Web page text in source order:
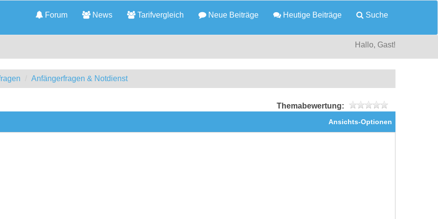
Forum News Tarifvergleich Neue Beiträge Heutige Beiträge Suche
Hallo, Gast!
Anfängerfragen & Notdienst
Themabewertung:
Ansichts-Optionen